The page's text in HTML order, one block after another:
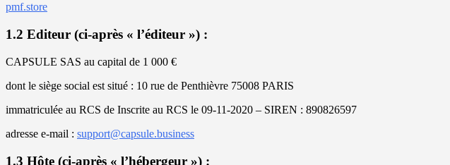
pmf.store
1.2 Editeur (ci-après « l’éditeur ») :
CAPSULE SAS au capital de 1 000 €
dont le siège social est situé : 10 rue de Penthièvre 75008 PARIS
immatriculée au RCS de Inscrite au RCS le 09-11-2020 – SIREN : 890826597
adresse e-mail : support@capsule.business
1.3 Hôte (ci-après « l’hébergeur ») :